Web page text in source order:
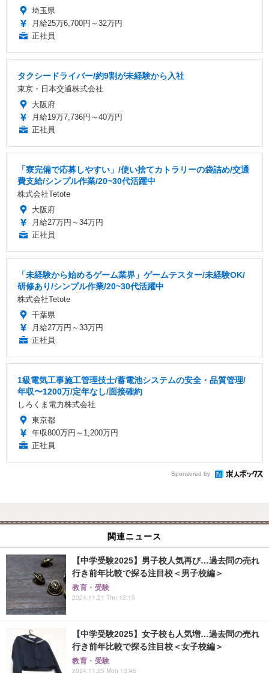
埼玉県
月給25万6,700円～32万円
正社員
タクシードライバー/約9割が未経験から入社
東京・日本交通株式会社
大阪府
月給19万7,736円～40万円
正社員
「寮完備で応募しやすい」/使い捨てカトラリーの袋詰め/交通
費支給/シンプル作業/20~30代活躍中
株式会社Tetote
大阪府
月給27万円～34万円
正社員
「未経験から始めるゲーム業界」ゲームテスター/未経験OK/
研修あり/シンプル作業/20~30代活躍中
株式会社Tetote
千葉県
月給27万円～33万円
正社員
1級電気工事施工管理技士/蓄電池システムの安全・品質管理/
年収〜1200万/定年なし/面接確約
しろくま電力株式会社
東京都
年収800万円～1,200万円
正社員
Sponsored by
関連ニュース
【中学受験2025】男子校人気再び…過去問の売れ
行き前年比較で探る注目校＜男子校編＞
教育・受験
2024.11.21 Thu 12:15
【中学受験2025】女子校も人気増…過去問の売れ
行き前年比較で探る注目校＜女子校編＞
教育・受験
2024.11.25 Mon 13:45